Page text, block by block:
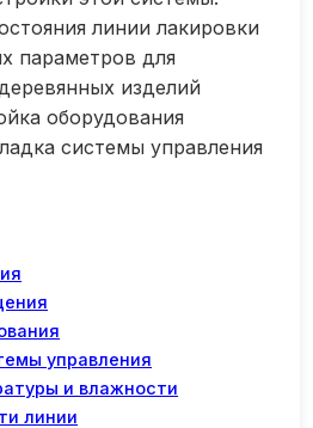
линии лакировки
параметров для
изделий
оборудования
системы управления
управления
и влажности
линии